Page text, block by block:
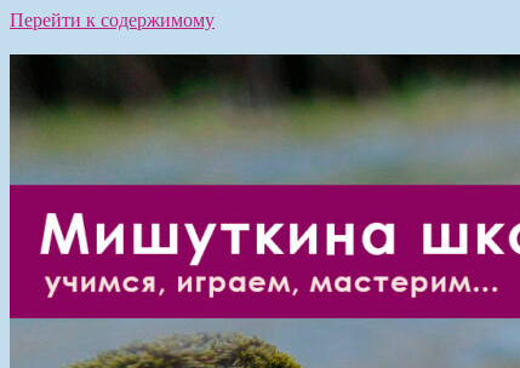
Перейти к содержимому